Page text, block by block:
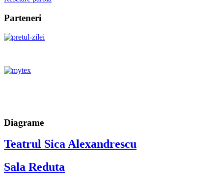
Parteneri
Diagrame
Teatrul Sica Alexandrescu
Sala Reduta